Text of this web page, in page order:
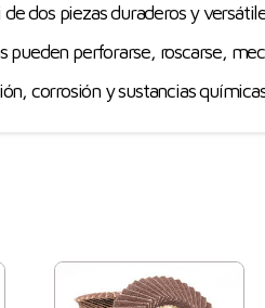
dos piezas duraderos y
pueden perforarse, roscarse,
corrosión y sustancias